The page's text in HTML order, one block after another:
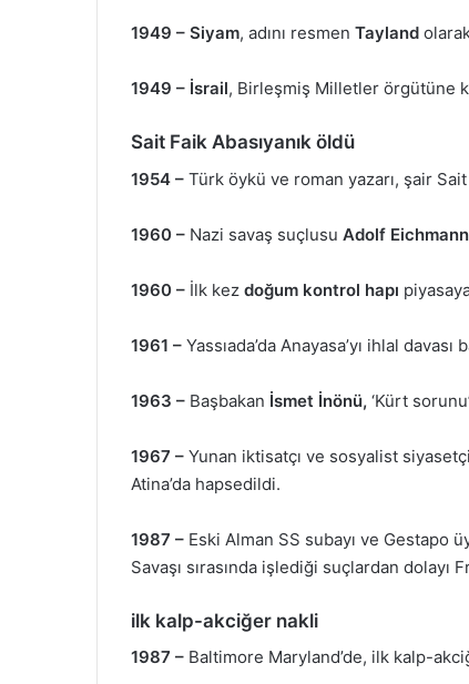
1949 – Siyam, adını resmen Tayland
1949 – İsrail, Birleşmiş Milletler örgütüne
Sait Faik Abasıyanık öldü
1954 – Türk öykü ve roman yazarı, şair Sait
1960 – Nazi savaş suçlusu Adolf
1960 – İlk kez doğum kontrol hapı
1961 – Yassıada’da Anayasa’yı ihlal davası
1963 – Başbakan İsmet İnönü, ‘Kürt
1967 – Yunan iktisatçı ve sosyalist siyasetçi
Atina’da hapsedildi.
1987 – Eski Alman SS subayı ve Gestapo
Savaşı sırasında işlediği suçlardan dolayı
ilk kalp-akciğer nakli
1987 – Baltimore Maryland’de, ilk kalp-